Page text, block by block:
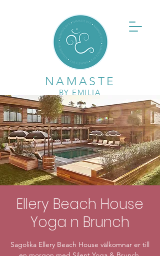
BY EMILIA
NAMASTE
Ellery Beach House
Yoga n Brunch
Sagolika Ellery Beach House välkomnar er till